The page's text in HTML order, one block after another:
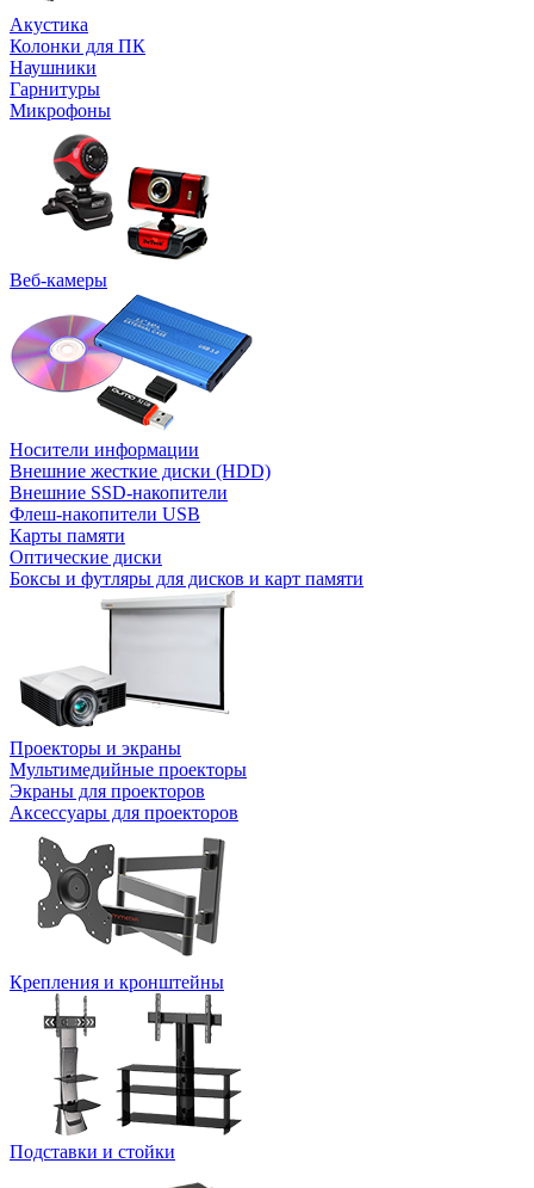
Акустика
Колонки для ПК
Наушники
Гарнитуры
Микрофоны
Веб-камеры
Носители информации
Внешние жесткие диски (HDD)
Внешние SSD-накопители
Флеш-накопители USB
Карты памяти
Оптические диски
Боксы и футляры для дисков и карт памяти
Проекторы и экраны
Мультимедийные проекторы
Экраны для проекторов
Аксессуары для проекторов
Крепления и кронштейны
Подставки и стойки